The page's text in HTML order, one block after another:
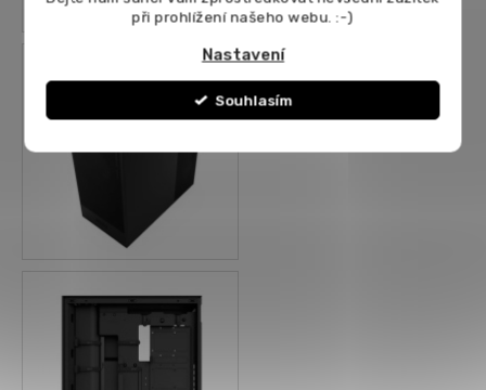
při prohlížení našeho webu. :-)
Nastavení
Souhlasím